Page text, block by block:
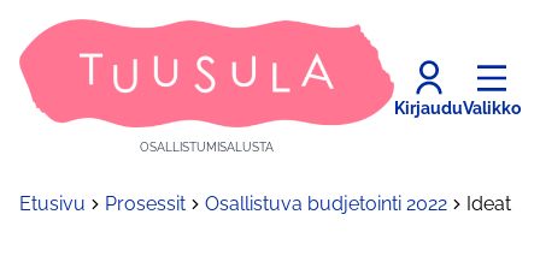
OSALLISTUMISALUSTA
KirjauduValikko
Etusivu Prosessit Osallistuva budjetointi 2022 Ideat